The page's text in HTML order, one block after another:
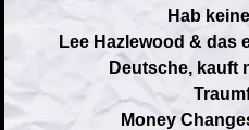
Hab
Lee Hazlewood & das
Deutsche, kauft
Money